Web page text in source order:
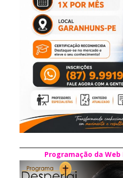
Programação da Web